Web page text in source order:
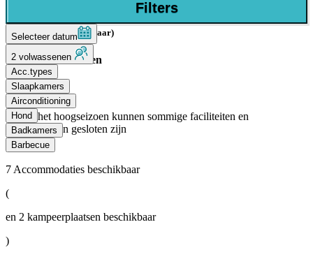
Kinderen (5-11 jaar)
Aantal sterren
3 Sterren
Buiten het hoogseizoen kunnen sommige faciliteiten en
voorzieningen gesloten zijn
Filters
Selecteer datum
2 volwassenen
Acc.types
Slaapkamers
Airconditioning
Hond
Badkamers
Barbecue
7 Accommodaties beschikbaar
(
en 2 kampeerplaatsen beschikbaar
)